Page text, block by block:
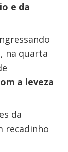
e da
na quarta
a leveza
da
recadinho